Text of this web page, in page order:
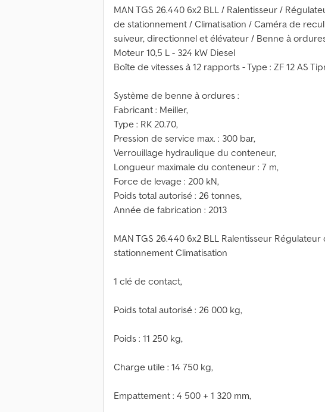
MAN TGS 26.440 6x2 BLL / Ralentisseur /
de stationnement / Climatisation / Caméra de
suiveur, directionnel et élévateur / Benne à
Moteur 10,5 L - 324 kW Diesel
Boîte de vitesses à 12 rapports - Type : ZF 12 AS
Système de benne à ordures :
Fabricant : Meiller,
Type : RK 20.70,
Pression de service max. : 300 bar,
Verrouillage hydraulique du conteneur,
Longueur maximale du conteneur : 7 m,
Force de levage : 200 kN,
Poids total autorisé : 26 tonnes,
Année de fabrication : 2013
MAN TGS 26.440 6x2 BLL Ralentisseur
stationnement Climatisation
1 clé de contact,
Poids total autorisé : 26 000 kg,
Poids : 11 250 kg,
Charge utile : 14 750 kg,
Empattement : 4 500 + 1 320 mm,